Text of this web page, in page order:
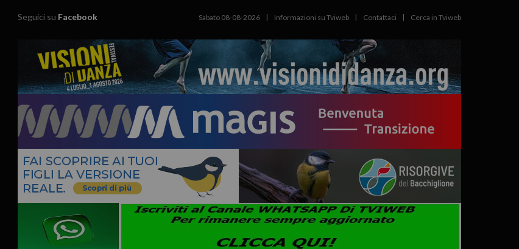
Seguici su Facebook Sabato 08-08-2026 Informazioni su Tviweb Contattaci Cerca in Tviweb